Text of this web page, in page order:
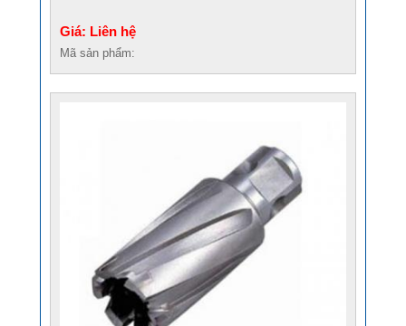
Giá: Liên hệ
Mã sản phẩm: